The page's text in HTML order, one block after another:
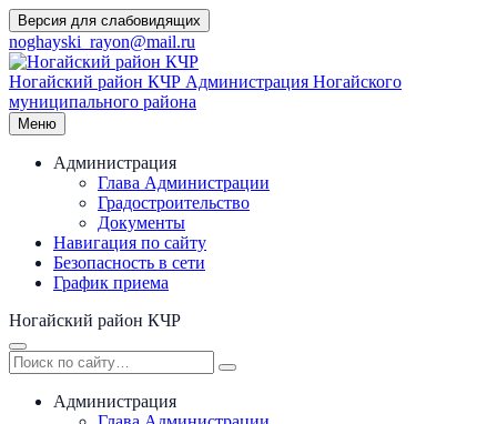
Перейти
к
содержимому
Версия для слабовидящих
noghayski_rayon@mail.ru
Ногайский район КЧР Администрация Ногайского
муниципального района
Меню
Администрация
Глава Администрации
Градостроительство
Документы
Навигация по сайту
Безопасность в сети
График приема
Ногайский район КЧР
Администрация